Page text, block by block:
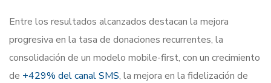
Entre los resultados alcanzados destacan la mejora
progresiva en la tasa de donaciones recurrentes, la
consolidación de un modelo mobile-first, con un crecimiento
de +429% del canal SMS, la mejora en la fidelización de